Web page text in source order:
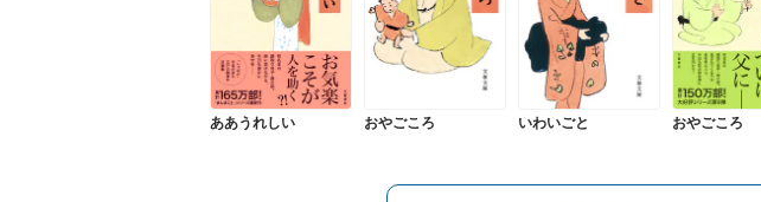
ああうれしい おやごころ いわいごと おやごころ